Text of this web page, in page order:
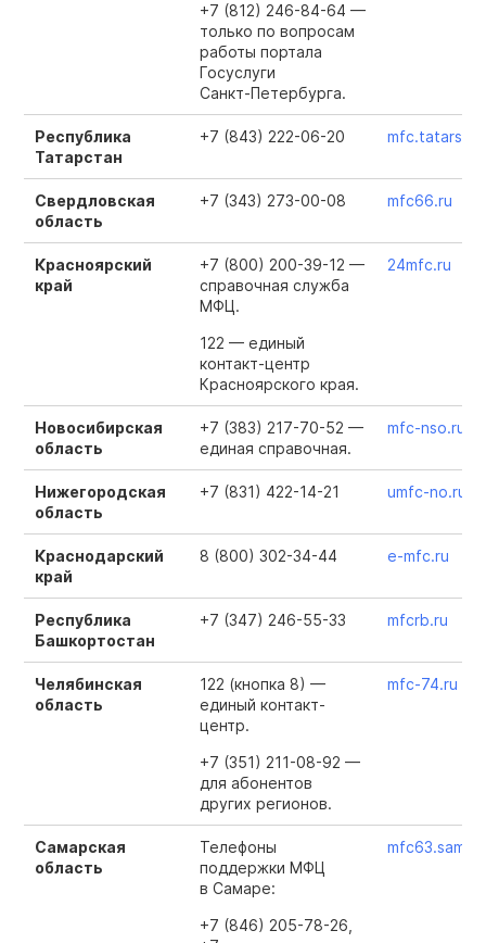
+7 (812) 246-84-64 —
только по вопросам
работы портала
Госуслуги
Санкт-Петербурга.
Республика
Татарстан
+7 (843) 222-06-20
Свердловская
область
+7 (343) 273-00-08 mfc66.ru
Красноярский
край
+7 (800) 200-39-12 —
справочная служба
МФЦ.
122 — единый
контакт-центр
Красноярского края.
24mfc.ru
Новосибирская
область
+7 (383) 217-70-52 —
единая справочная.
mfc-nso.ru
Нижегородская
область
+7 (831) 422-14-21 umfc-no.ru
Краснодарский
край
8 (800) 302-34-44 e-mfc.ru
Республика
Башкортостан
+7 (347) 246-55-33 mfcrb.ru
Челябинская
область
122 (кнопка 8) —
единый контакт-
центр.
+7 (351) 211-08-92 —
для абонентов
других регионов.
mfc-74.ru
Самарская
область
Телефоны
поддержки МФЦ
в Самаре:
+7 (846) 205-78-26,